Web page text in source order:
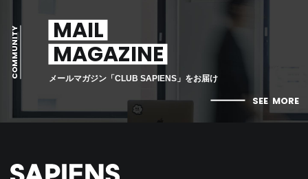
COMMUNITY
MAIL
MAGAZINE
メールマガジン「CLUB SAPIENS」をお届け
SEE MORE